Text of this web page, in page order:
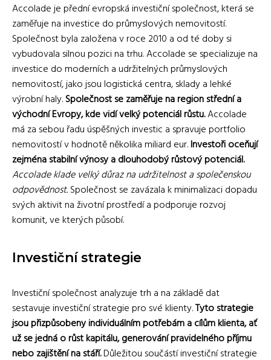
Accolade je přední evropská investiční společnost, která se
zaměřuje na investice do průmyslových nemovitostí.
Společnost byla založena v roce 2010 a od té doby si
vybudovala silnou pozici na trhu. Accolade se specializuje na
investice do moderních a udržitelných průmyslových
nemovitostí, jako jsou logistická centra, sklady a lehké
výrobní haly.Společnost se zaměřuje na region střední a
východní Evropy, kde vidí velký potenciál růstu.Accolade
má za sebou řadu úspěšných investic a spravuje portfolio
nemovitostí v hodnotě několika miliard eur.Investoři oceňují
zejména stabilní výnosy a dlouhodobý růstový potenciál.
Accolade klade velký důraz na udržitelnost a společenskou
odpovědnost.Společnost se zavázala k minimalizaci dopadu
svých aktivit na životní prostředí a podporuje rozvoj
komunit, ve kterých působí.
Investiční strategie
Investiční společnost analyzuje trh a na základě dat
sestavuje investiční strategie pro své klienty.Tyto strategie
jsou přizpůsobeny individuálním potřebám a cílům klienta, ať
už se jedná o růst kapitálu, generování pravidelného příjmu
nebo zajištění na stáří.Důležitou součástí investiční strategie